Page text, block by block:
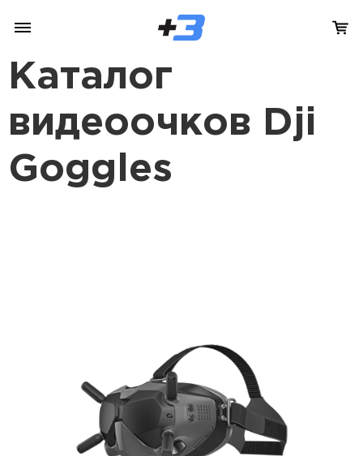
Каталог
видеоочков Dji
Goggles